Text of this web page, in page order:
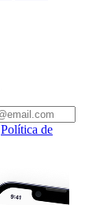
Política de